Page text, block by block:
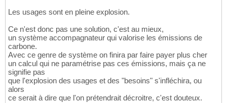
Les usages sont en pleine explosion.
Ce n'est donc pas une solution, c'est au mieux,
un système accompagnateur qui valorise les émissions de
carbone.
Avec ce genre de système on finira par faire payer plus cher
un calcul qui ne paramétrise pas ces émissions, mais ça ne
signifie pas
que l'explosion des usages et des "besoins" s'infléchira, ou
alors
ce serait à dire que l'on prétendrait décroitre, c'est douteux.